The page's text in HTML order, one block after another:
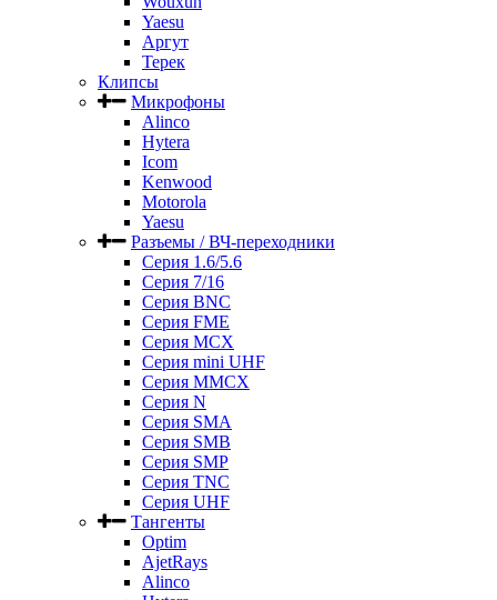
Yaesu
Аргут
Терек
Клипсы
Микрофоны
Alinco
Hytera
Icom
Kenwood
Motorola
Yaesu
Разъемы / ВЧ-переходники
Серия 1.6/5.6
Серия 7/16
Серия BNC
Серия FME
Серия MCX
Серия mini UHF
Серия MMCX
Серия N
Серия SMA
Серия SMB
Серия SMP
Серия TNC
Серия UHF
Тангенты
Optim
AjetRays
Alinco